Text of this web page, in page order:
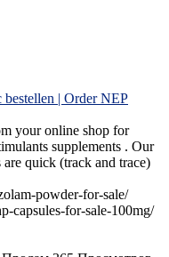
| Order NEP
your online shop for
supplements . Our
quick (track and trace)
powder-for-sale/
capsules-for-sale-100mg/